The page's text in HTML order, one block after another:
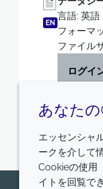
EN
言語: 英語
フォーマ
ファイル
ログイ
あなたの
エッセンシャ
ークを介して
Cookieの使用
イトを回覧で